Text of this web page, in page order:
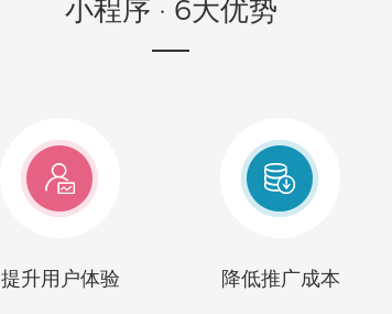
小程序 · 6大优势
提升用户体验 降低推广成本